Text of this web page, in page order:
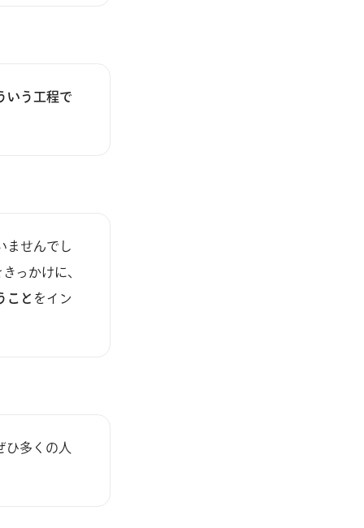
いう工程で
ませんでし
っかけに、
こと をイン
ひ多くの人